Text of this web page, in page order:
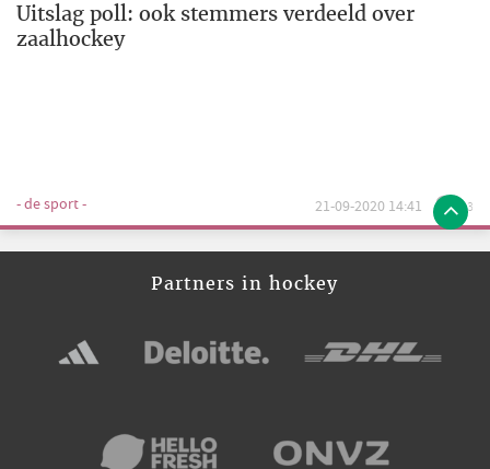
Uitslag poll: ook stemmers verdeeld over
zaalhockey
- de sport - 21-09-2020 14:41 13
Partners in hockey